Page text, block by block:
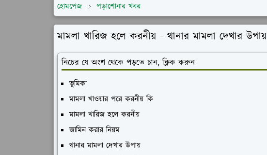
হোমপেজ পড়াশোনার খবর
মামলা খারিজ হলে করনীয় - থানার মামলা দেখার উপায়
নিচের যে অংশ থেকে পড়তে চান, ক্লিক করুন
ভূমিকা
মামলা খাওয়ার পরে করনীয় কি
মামলা খারিজ হলে করনীয়
জামিন করার নিয়ম
থানার মামলা দেখার উপায়